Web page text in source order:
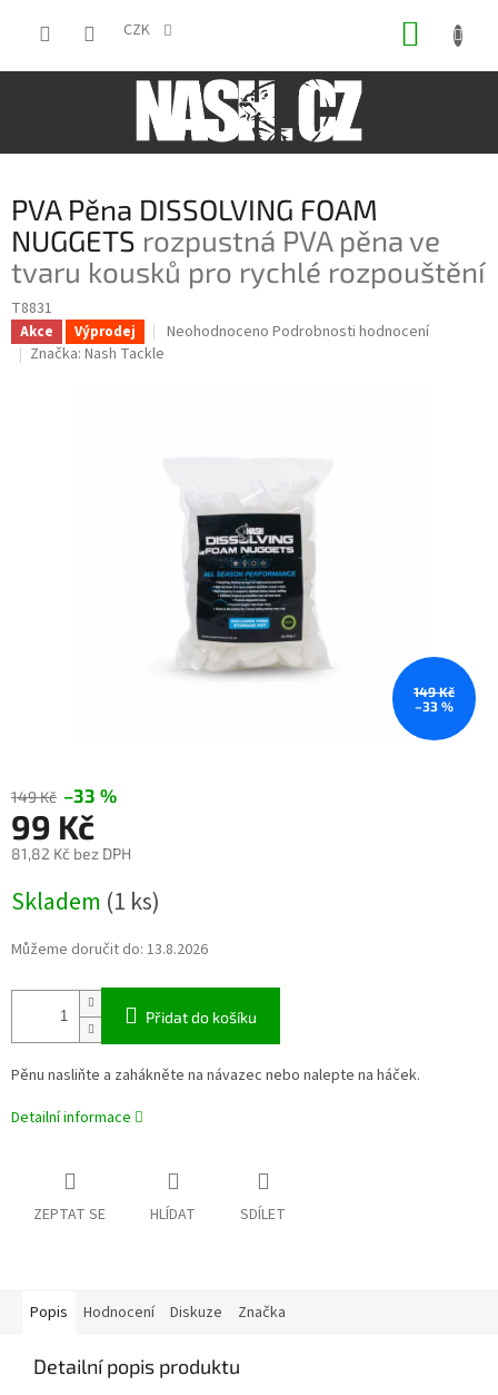
CZK
PVA Pěna DISSOLVING FOAM
NUGGETS rozpustná PVA pěna ve
tvaru kousků pro rychlé rozpouštění
T8831
Akce Výprodej
Průměrné
Neohodnoceno Podrobnosti hodnocení
Značka: Nash Tackle
149 Kč
–33 %
149 Kč –33 %
99 Kč
81,82 Kč bez DPH
cena:
Skladem (1 ks)
Můžeme doručit do: 13.8.2026
Přidat do košíku
Pěnu nasliňte a zahákněte na návazec nebo nalepte na háček.
Detailní informace
ZEPTAT SE HLÍDAT SDÍLET
Popis Hodnocení Diskuze Značka
Detailní popis produktu